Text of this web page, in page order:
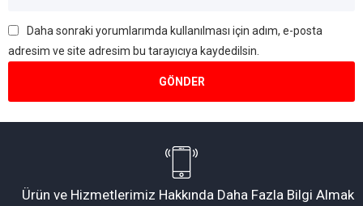
Daha sonraki yorumlarımda kullanılması için adım, e-posta
adresim ve site adresim bu tarayıcıya kaydedilsin.
Ürün ve Hizmetlerimiz Hakkında Daha Fazla Bilgi Almak